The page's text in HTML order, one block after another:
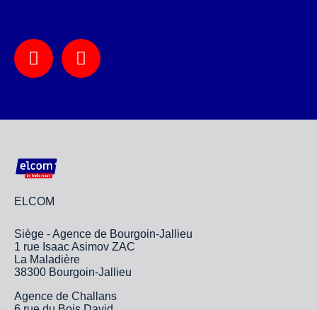
ELCOM
Siège - Agence de Bourgoin-Jallieu
1 rue Isaac Asimov ZAC
La Maladière
38300 Bourgoin-Jallieu
Agence de Challans